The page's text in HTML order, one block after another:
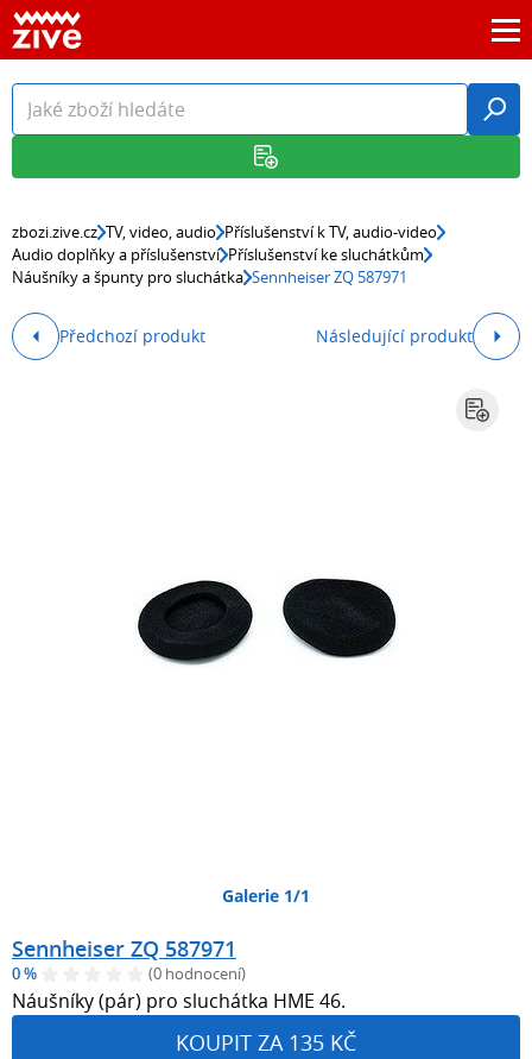
zbozi.zive.cz TV, video, audio Příslušenství k TV, audio-video
Audio doplňky a příslušenství Příslušenství ke sluchátkům
Náušníky a špunty pro sluchátka Sennheiser ZQ 587971
Předchozí produkt Následující produkt
Galerie 1/1
Sennheiser ZQ 587971
0 % (0 hodnocení)
Náušníky (pár) pro sluchátka HME 46.
KOUPIT ZA 135 KČ